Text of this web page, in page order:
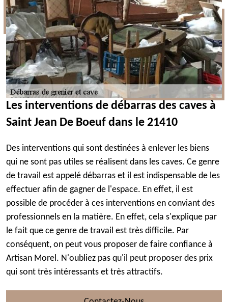
Les interventions de débarras des caves à
Saint Jean De Boeuf dans le 21410
Des interventions qui sont destinées à enlever les biens
qui ne sont pas utiles se réalisent dans les caves. Ce genre
de travail est appelé débarras et il est indispensable de les
effectuer afin de gagner de l'espace. En effet, il est
possible de procéder à ces interventions en conviant des
professionnels en la matière. En effet, cela s'explique par
le fait que ce genre de travail est très difficile. Par
conséquent, on peut vous proposer de faire confiance à
Artisan Morel. N'oubliez pas qu'il peut proposer des prix
qui sont très intéressants et très attractifs.